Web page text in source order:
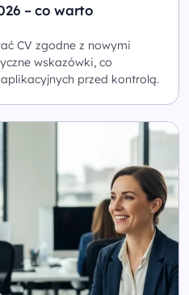
– co warto
CV zgodne z nowymi
wskazówki, co
przed kontrolą.